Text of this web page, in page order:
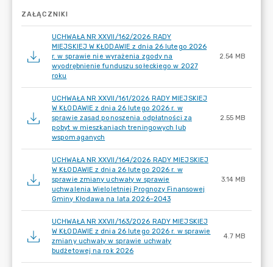
ZAŁĄCZNIKI
UCHWAŁA NR XXVII/162/2026 RADY
MIEJSKIEJ W KŁODAWIE z dnia 26 lutego 2026
r. w sprawie nie wyrażenia zgody na
wyodrębnienie funduszu sołeckiego w 2027
roku
2.54 MB
UCHWAŁA NR XXVII/161/2026 RADY MIEJSKIEJ
W KŁODAWIE z dnia 26 lutego 2026 r. w
sprawie zasad ponoszenia odpłatności za
pobyt w mieszkaniach treningowych lub
wspomaganych
2.55 MB
UCHWAŁA NR XXVII/164/2026 RADY MIEJSKIEJ
W KŁODAWIE z dnia 26 lutego 2026 r. w
sprawie zmiany uchwały w sprawie
uchwalenia Wieloletniej Prognozy Finansowej
Gminy Kłodawa na lata 2026–2043
3.14 MB
UCHWAŁA NR XXVII/163/2026 RADY MIEJSKIEJ
W KŁODAWIE z dnia 26 lutego 2026 r. w sprawie
zmiany uchwały w sprawie uchwały
budżetowej na rok 2026
4.7 MB